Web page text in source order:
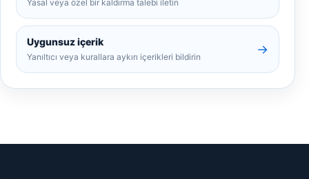
Yasal veya özel bir kaldırma talebi iletin
Uygunsuz içerik
Yanıltıcı veya kurallara aykırı içerikleri bildirin
→